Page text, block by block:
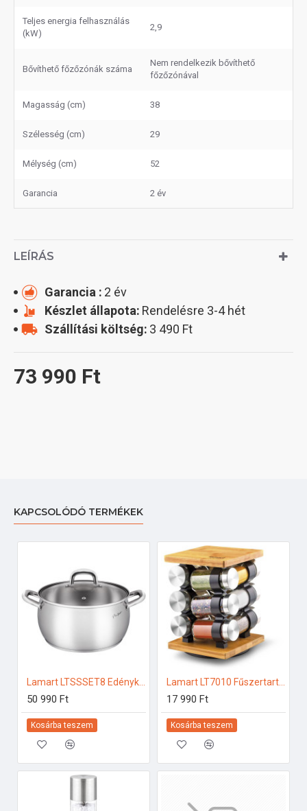
Teljes energia felhasználás
(kW)
2,9
Bővíthető főzőzónák száma
Nem rendelkezik bővíthető
főzőzónával
Magasság (cm) 38
Szélesség (cm) 29
Mélység (cm) 52
Garancia 2 év
LEÍRÁS
73 990 Ft
Garancia : 2 év
Készlet állapota: Rendelésre 3-4 hét
Szállítási költség: 3 490 Ft
KAPCSOLÓDÓ TERMÉKEK
50 990 Ft
Kosárba teszem
Lamart LT7010 Fűszertartó készlet
17 990 Ft
Kosárba teszem